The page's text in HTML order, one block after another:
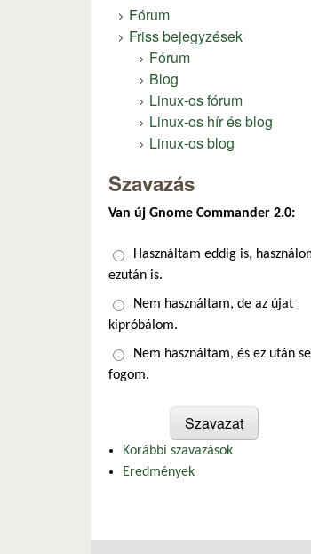
Fórum
Friss bejegyzések
Fórum
Blog
Linux-os fórum
Linux-os hír és blog
Linux-os blog
Szavazás
Van új Gnome Commander 2.0:
Választások
Használtam eddig is,
ezután is.
Nem használtam, de az újat
kipróbálom.
Nem használtam, és ez után
fogom.
Korábbi szavazások
Eredmények